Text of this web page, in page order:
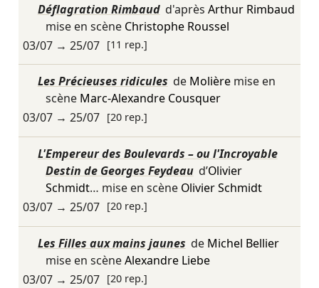
Déflagration Rimbaud d'après Arthur Rimbaud
mise en scène Christophe Roussel
03/07→ 25/07 [11 rep.]
Les Précieuses ridicules de Molièremise en
scène Marc-Alexandre Cousquer
03/07→ 25/07 [20 rep.]
L'Empereur des Boulevards – ou l'Incroyable
Destin de Georges Feydeau d’Olivier
Schmidt… mise en scène Olivier Schmidt
03/07→ 25/07 [20 rep.]
Les Filles aux mains jaunes de Michel Bellier
mise en scèneAlexandre Liebe
03/07→ 25/07 [20 rep.]